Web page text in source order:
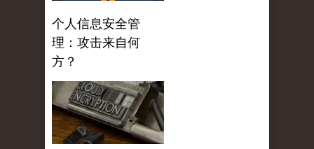
个人信息安全管
理：攻击来自何
方？